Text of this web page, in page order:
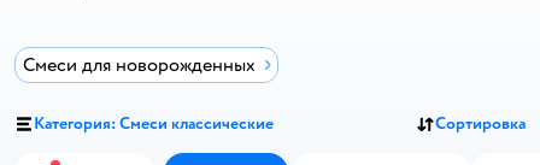
Смеси для новорожденных
Категория: Смеси классические Сортировка